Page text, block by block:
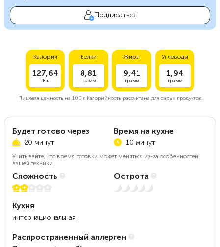
Подписаться
Калории
127,64
кКал
Белки
8,81
грамм
Жиры
9,41
грамм
Углеводы
1,94
грамм
Пищевая ценность на 100 г.Калорийность рассчитана для сырых продуктов.
Будет готово через
20 минут
Время на кухне
10 минут
Учитывайте, что время готовки может меняться из-за особенностей
вашей техники.
Сложность
2 из 5
Острота
Нет остроты
Кухня
интернациональная
Распространенный аллерген